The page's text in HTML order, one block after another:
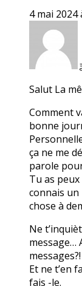
4 mai 2024
Salut La
Comment
bonne
ça ne me
parole
Tu as
connais un
chose à
Ne
message…
Et ne t’en
fais -le.